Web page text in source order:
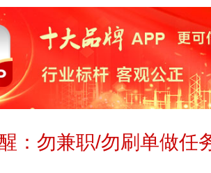
：勿兼职/勿刷单做任